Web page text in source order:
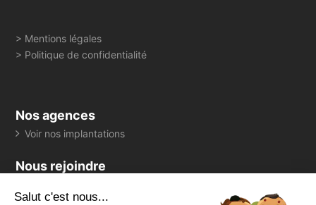
> Mentions légales
> Politique de confidentialité
Nos agences
Voir nos implantations
Nous rejoindre
Salut c'est nous...